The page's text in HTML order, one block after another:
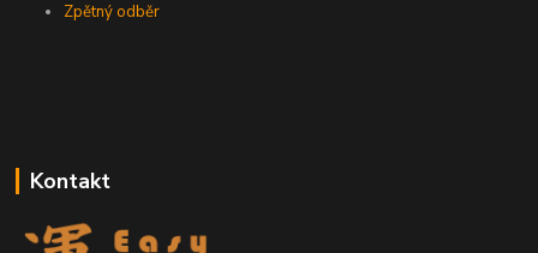
Zpětný odběr
Kontakt